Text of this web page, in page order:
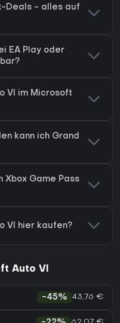
Deals - alles auf
EA Play oder
VI im Microsoft
kann ich Grand
Xbox Game Pass
VI hier kaufen?
Auto VI
-45% 43,76 €